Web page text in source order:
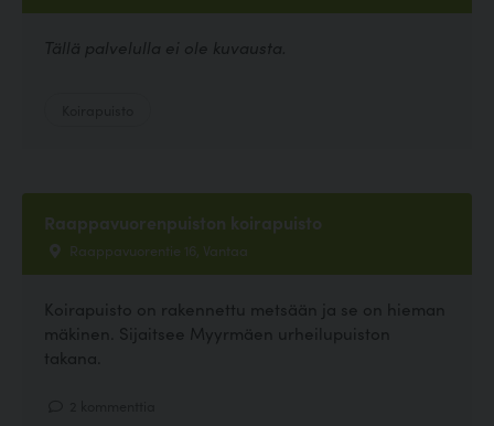
Tällä palvelulla ei ole kuvausta.
Raappavuorenpuiston koirapuisto
Raappavuorentie 16, Vantaa
Koirapuisto on rakennettu metsään ja se on hieman
mäkinen. Sijaitsee Myyrmäen urheilupuiston
takana.